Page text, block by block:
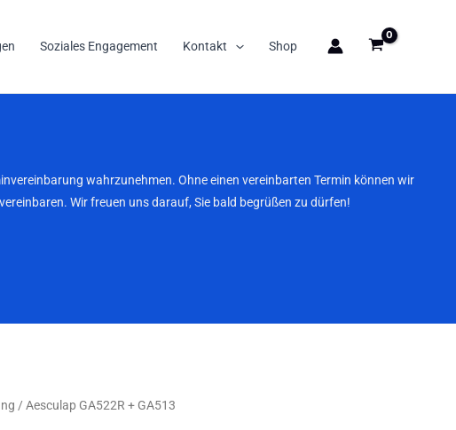
Soziales Engagement Kontakt Shop
wahrzunehmen. Ohne einen vereinbarten Termin können wir
Wir freuen uns darauf, Sie bald begrüßen zu dürfen!
/ Aesculap GA522R + GA513